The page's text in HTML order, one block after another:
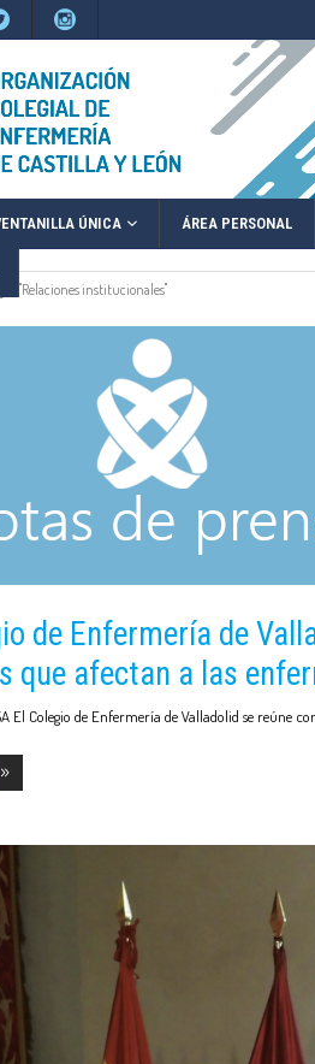
ÚNICA ÁREA PERSONAL
"Relaciones institucionales"
de Enfermería de
que afectan a las
El Colegio de Enfermería de Valladolid se reúne